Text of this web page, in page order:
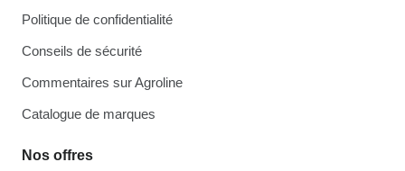
Politique de confidentialité
Conseils de sécurité
Commentaires sur Agroline
Catalogue de marques
Nos offres